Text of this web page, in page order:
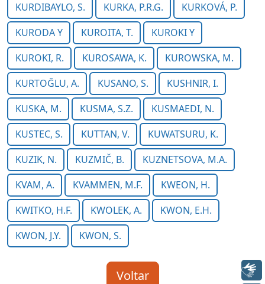
KURDIBAYLO, S.
KURKA, P.R.G.
KURKOVÁ, P.
KURODA Y
KUROITA, T.
KUROKI Y
KUROKI, R.
KUROSAWA, K.
KUROWSKA, M.
KURTOĞLU, A.
KUSANO, S.
KUSHNIR, I.
KUSKA, M.
KUSMA, S.Z.
KUSMAEDI, N.
KUSTEC, S.
KUTTAN, V.
KUWATSURU, K.
KUZIK, N.
KUZMIČ, B.
KUZNETSOVA, M.A.
KVAM, A.
KVAMMEN, M.F.
KWEON, H.
KWITKO, H.F.
KWOLEK, A.
KWON, E.H.
KWON, J.Y.
KWON, S.